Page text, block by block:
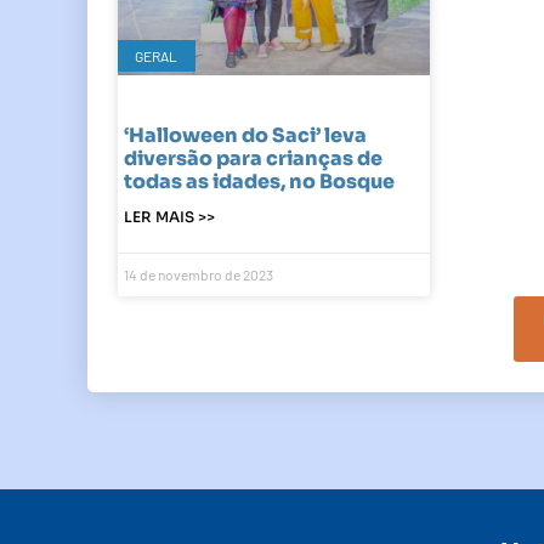
GERAL
‘Halloween do Saci’ leva
diversão para crianças de
todas as idades, no Bosque
LER MAIS >>
14 de novembro de 2023